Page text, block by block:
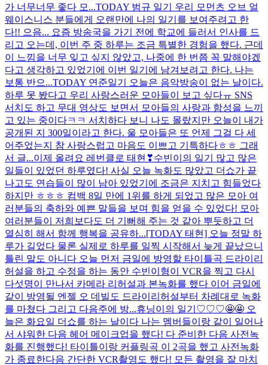
가 너무너무 좋다 모...TODAY 범규 일기 우리 모먼츠 오브 얼
웨이스니스 분들에게 오랜만에 나의 일기를 보여주려고 한
다!! 으음... 요즘 방송국을 가기 전에 학교에 들러서 인사를 드
리고 오는데, 이번 주 중 하루는 조금 특별한 경험을 했다. 근데
이 느낌을 너무 잊고 싶지 않았고, 나중에 한 번쯤 꼭 말해야겠
다고 생각하고 있었기에 이번 일기에 남겨보려고 한다. 나는
보통 반으...TODAY 연준일기 오늘은 음악방송이 없는 날이다.
하루 못 봤다고 우리 사랑스러운 모아들이 보고 싶다ㅠ SNS
서치도 하고 무대 영상도 보면서 모아들의 사랑과 함성을 느끼
고 있는 중이다ㅋㅋ 서치하다 보니 나도 몰랐지만 오늘이 내가
공개된 지 300일이라고 한다. 울 모아들은 또 언제 그걸 다 세
어주었는지 참 사랑스럽고 마음도 이쁘고 기특하다ㅎㅎ 그래
서 글...이제 올려요 레번클로 태현❣수빈이의 일기 많고 많은
일들이 있었던 하루였다! 사실 오늘 녹화도 많았고 더쇼가 끝
나고도 연습들이 많이 남아 있었기에 조금은 지치고 힘들었다
하지만 ㅎㅎㅎ 컴백 8일 만에 1위를 하게 되었고 많은 모아 여
러분들의 축하와 예쁜 말들을 보며 힘을 얻을 수 있었다! 모아
여러분들이 저희보다도 더 기뻐해 주는 것 같아 뿌듯하고 더
열심히 해서 함께 행복을 공유하...[TODAY 태현] 오늘 정말 하
루가 길었다 물론 실제로 하루를 일찍 시작해서 늦게 끝났으니
틀린 말도 아니다 오늘 먼저 금일에 방영할 타이틀곡 드라이리
허설을 하고 수정을 하는 동안 수빈이형이 VCR을 찍고 다시
다섯명이 만나서 카메라 리허설과 본녹화를 했다 이어 금일에
같이 방영될 엔젤 오 데빌도 드라이리허설부터 차례대로 녹화
를 마쳤다 그리고 다음주에 방...휴닝이의 일기♡♡♡🤩🤩 오
늘은 화요일 더쇼를 하는 날이다 나는 멤버들이랑 같이 일어나
서 샤워한 다음 헤어 메이크업을 했다! 다 준비한 다음 사전녹
화를 진행했다! 타이틀이랑 커플링곡 이 2곡을 했고 사전녹화
가 종료한다음 간단한 VCR촬영도 했다! 모든 촬영을 잘 마치